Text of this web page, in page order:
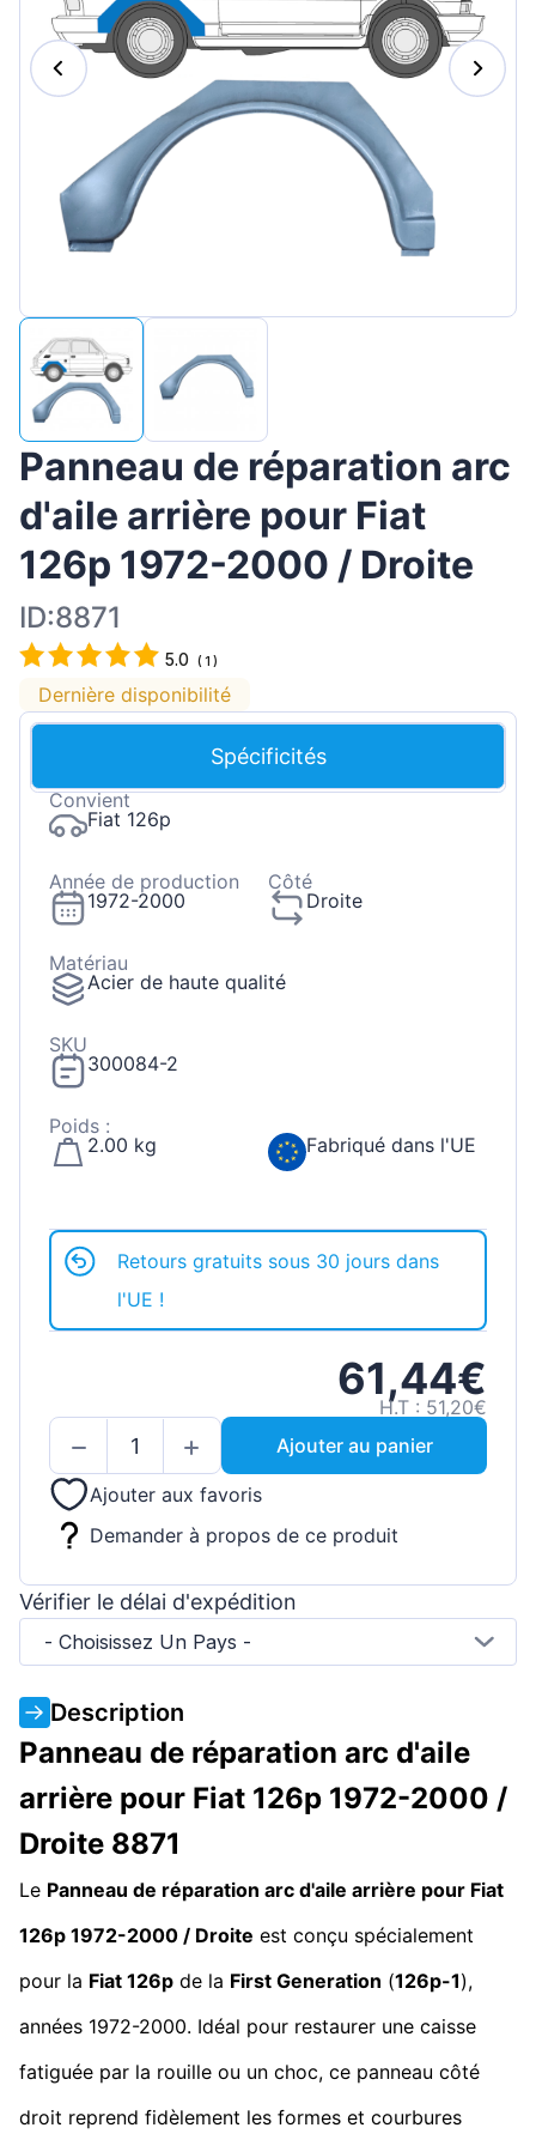
Magyar
Lietuvių
Hrvatski
Português
Panneau de réparation arc
d'aile arrière pour Fiat
126p 1972-2000 / Droite
ID:8871
5.0 (1 )
Dernière disponibilité
Spécificités
Convient
Fiat 126p
Année de production
1972-2000
Côté
Droite
Matériau
Acier de haute qualité
SKU
300084-2
Poids :
2.00 kg
Fabriqué dans l'UE
Retours gratuits sous 30 jours dans
l'UE !
61,44€
H.T : 51,20€
Ajouter au panier
Ajouter aux favoris
Demander à propos de ce produit
Vérifier le délai d'expédition
- Choisissez Un Pays -
Description
Panneau de réparation arc d'aile
arrière pour Fiat 126p 1972-2000 /
Droite 8871
Le Panneau de réparation arc d'aile arrière pour Fiat
126p 1972-2000 / Droite est conçu spécialement
pour la Fiat 126p de la First Generation (126p-1),
années 1972-2000. Idéal pour restaurer une caisse
fatiguée par la rouille ou un choc, ce panneau côté
droit reprend fidèlement les formes et courbures